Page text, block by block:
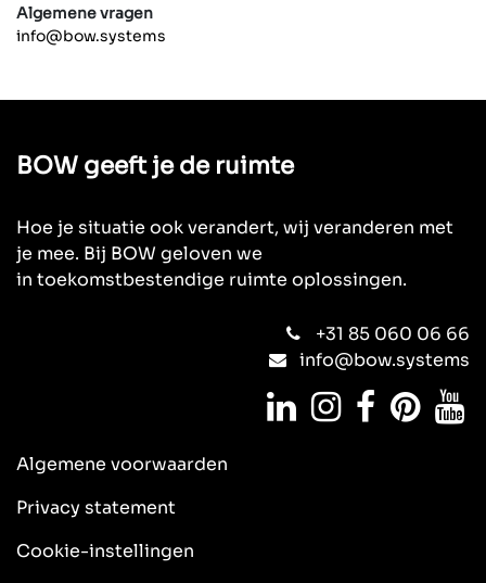
Algemene vragen
info@bow.systems
BOW geeft je de ruimte
Hoe je situatie ook verandert, wij veranderen met
je mee. Bij BOW geloven we
in toekomstbestendige ruimte oplossingen.
+31 85 060 06 66
info@bow.systems
Algemene voorwaarden
Privacy statement
Cookie-instellingen